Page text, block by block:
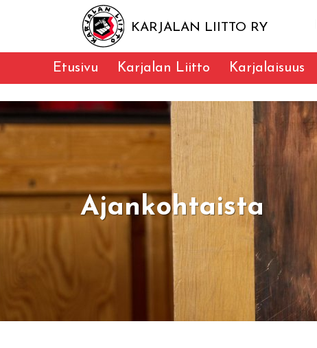
KARJALAN LIITTO RY
Etusivu Karjalan Liitto Karjalaisuus
Ajankohtaista